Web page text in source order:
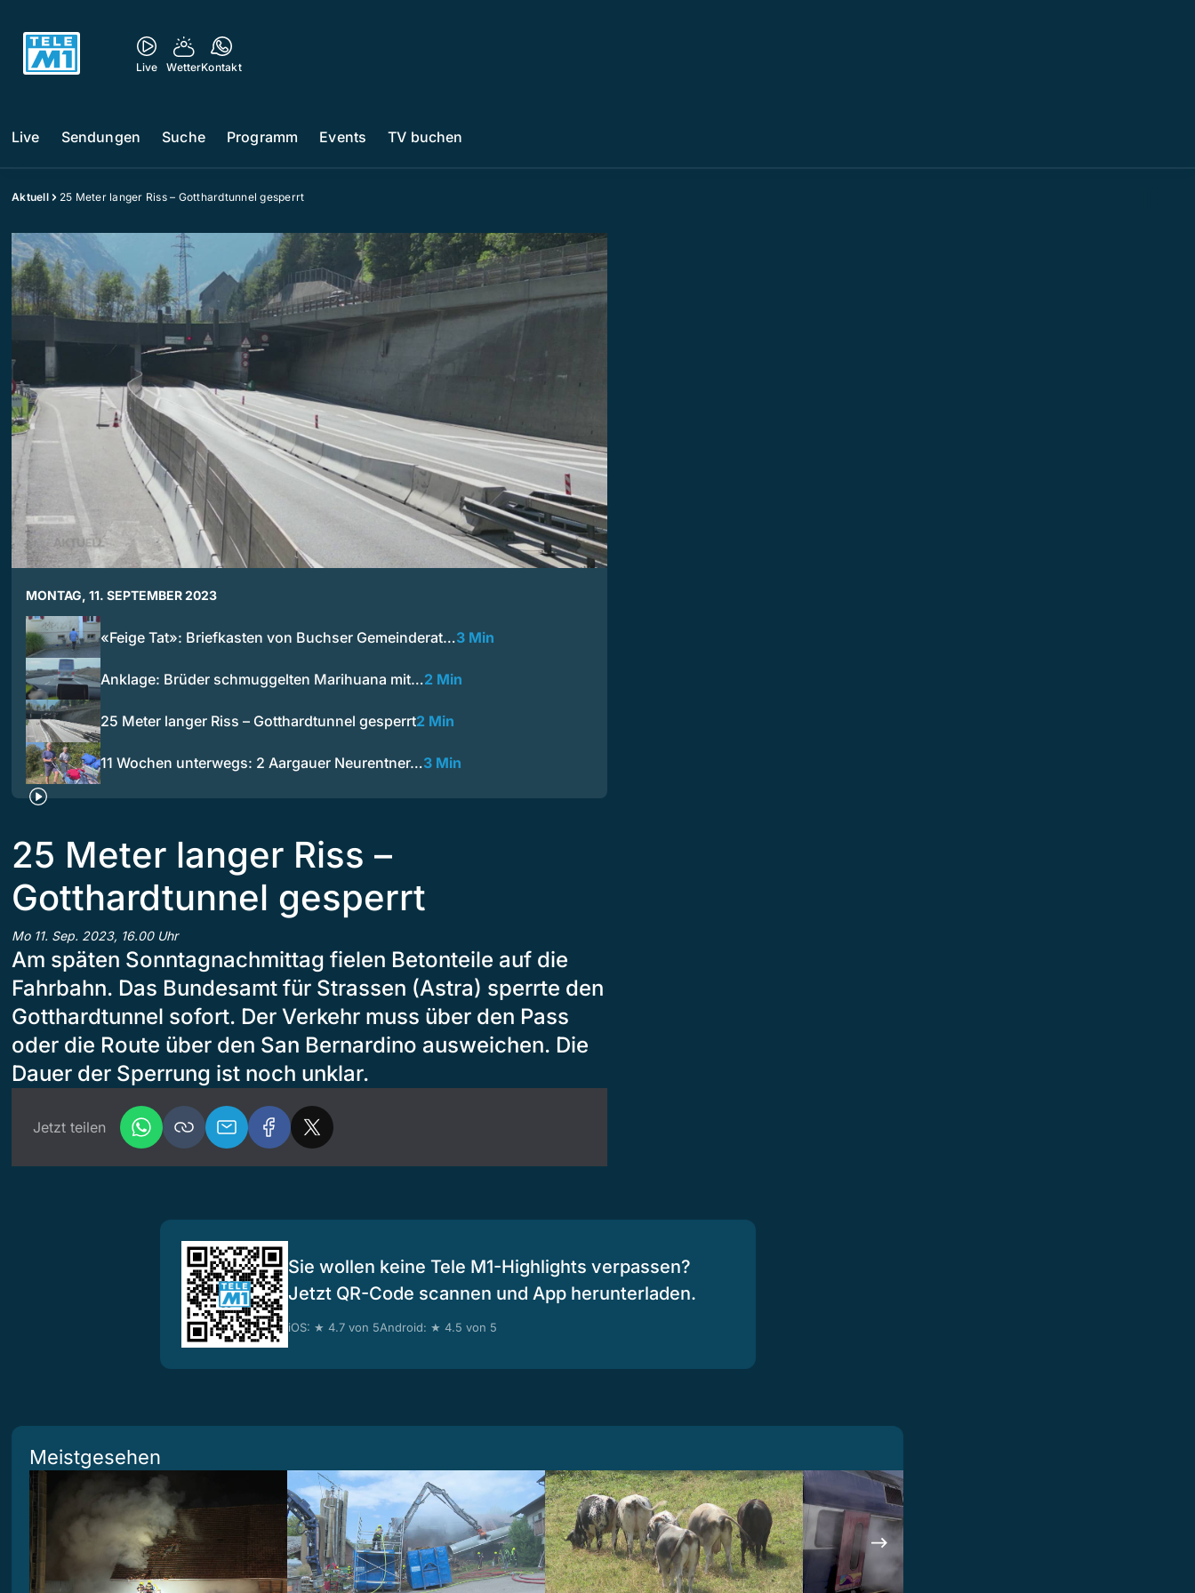
Live WetterKontakt
Live Sendungen Suche Programm Events TV buchen
Aktuell 25 Meter langer Riss – Gotthardtunnel gesperrt
MONTAG, 11. SEPTEMBER 2023
«Feige Tat»: Briefkasten von Buchser Gemeinderat…3 Min
Anklage: Brüder schmuggelten Marihuana mit…2 Min
25 Meter langer Riss – Gotthardtunnel gesperrt2 Min
11 Wochen unterwegs: 2 Aargauer Neurentner…3 Min
25 Meter langer Riss –
Gotthardtunnel gesperrt
Mo 11. Sep. 2023, 16.00 Uhr
Am späten Sonntagnachmittag fielen Betonteile auf die
Fahrbahn. Das Bundesamt für Strassen (Astra) sperrte den
Gotthardtunnel sofort. Der Verkehr muss über den Pass
oder die Route über den San Bernardino ausweichen. Die
Dauer der Sperrung ist noch unklar.
Jetzt teilen
Sie wollen keine Tele M1-Highlights verpassen?
Jetzt QR-Code scannen und App herunterladen.
iOS: ★ 4.7 von 5Android: ★ 4.5 von 5
Meistgesehen